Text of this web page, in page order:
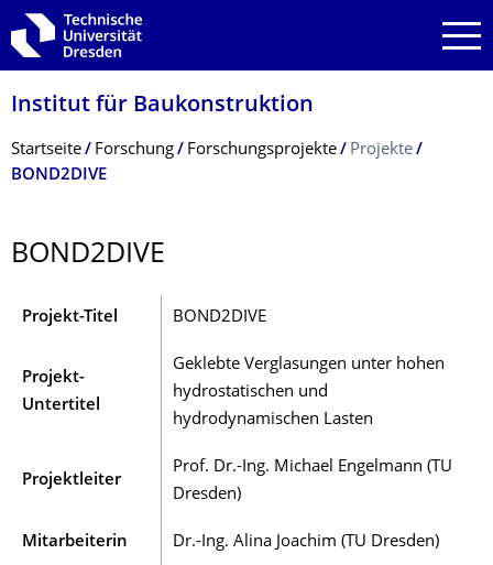
Zur Hauptnavigation springen
Zur Suche springen
Zum Inhalt springen
Institut für Baukonstruktion
Breadcrumb-Menü
Startseite Forschung Forschungsprojekte
Projekte
BOND2DIVE
BOND2DIVE
Projekt-Titel BOND2DIVE
Projekt-
Untertitel
Geklebte Verglasungen unter hohen
hydrostatischen und
hydrodynamischen Lasten
Projektleiter
Prof. Dr.-Ing. Michael Engelmann (TU
Dresden)
Mitarbeiterin Dr.-Ing. Alina Joachim (TU Dresden)